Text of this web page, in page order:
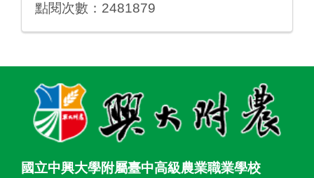
點閱次數：2481879
:::
國立中興大學附屬臺中高級農業職業學校